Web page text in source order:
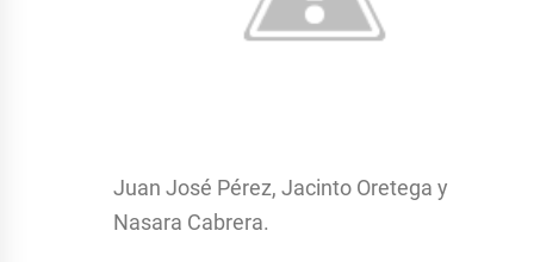
Juan José Pérez, Jacinto Oretega y
Nasara Cabrera.